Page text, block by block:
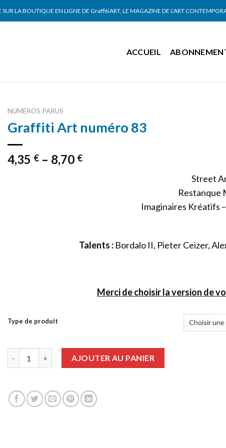
LA BOUTIQUE EN LIGNE DE GraffitiART, LE MAGAZINE DE L’ART
ACCUEIL
NUMÉROS PARUS
Graffiti Art numéro 83
4,35 € – 8,70 €
Street
Restanque
Imaginaires Kréatifs
Talents : Bordalo II, Pieter Ceizer,
Merci de choisir la version de
Type de produit
AJOUTER AU PANIER